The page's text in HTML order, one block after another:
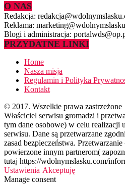
O NAS
Redakcja:
Reklama:
Blogi i administracja:
PRZYDATNE LINKI
Home
Nasza misja
Regulamin i Polityka
Kontakt
© 2017. Wszelkie prawa zastrzeżone
Właściciel serwisu gromadzi i
tym dane osobowe) w celu realizacji
serwisu. Dane są przetwarzane
zasad bezpieczeństwa.
powierzone innym partnerom(
tutaj https://wdolnymslasku.com/
Ustawienia Akceptuję
Manage consent